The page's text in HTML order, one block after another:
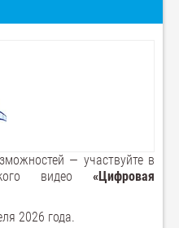
— участвуйте в
видео «Цифровая
2026 года.